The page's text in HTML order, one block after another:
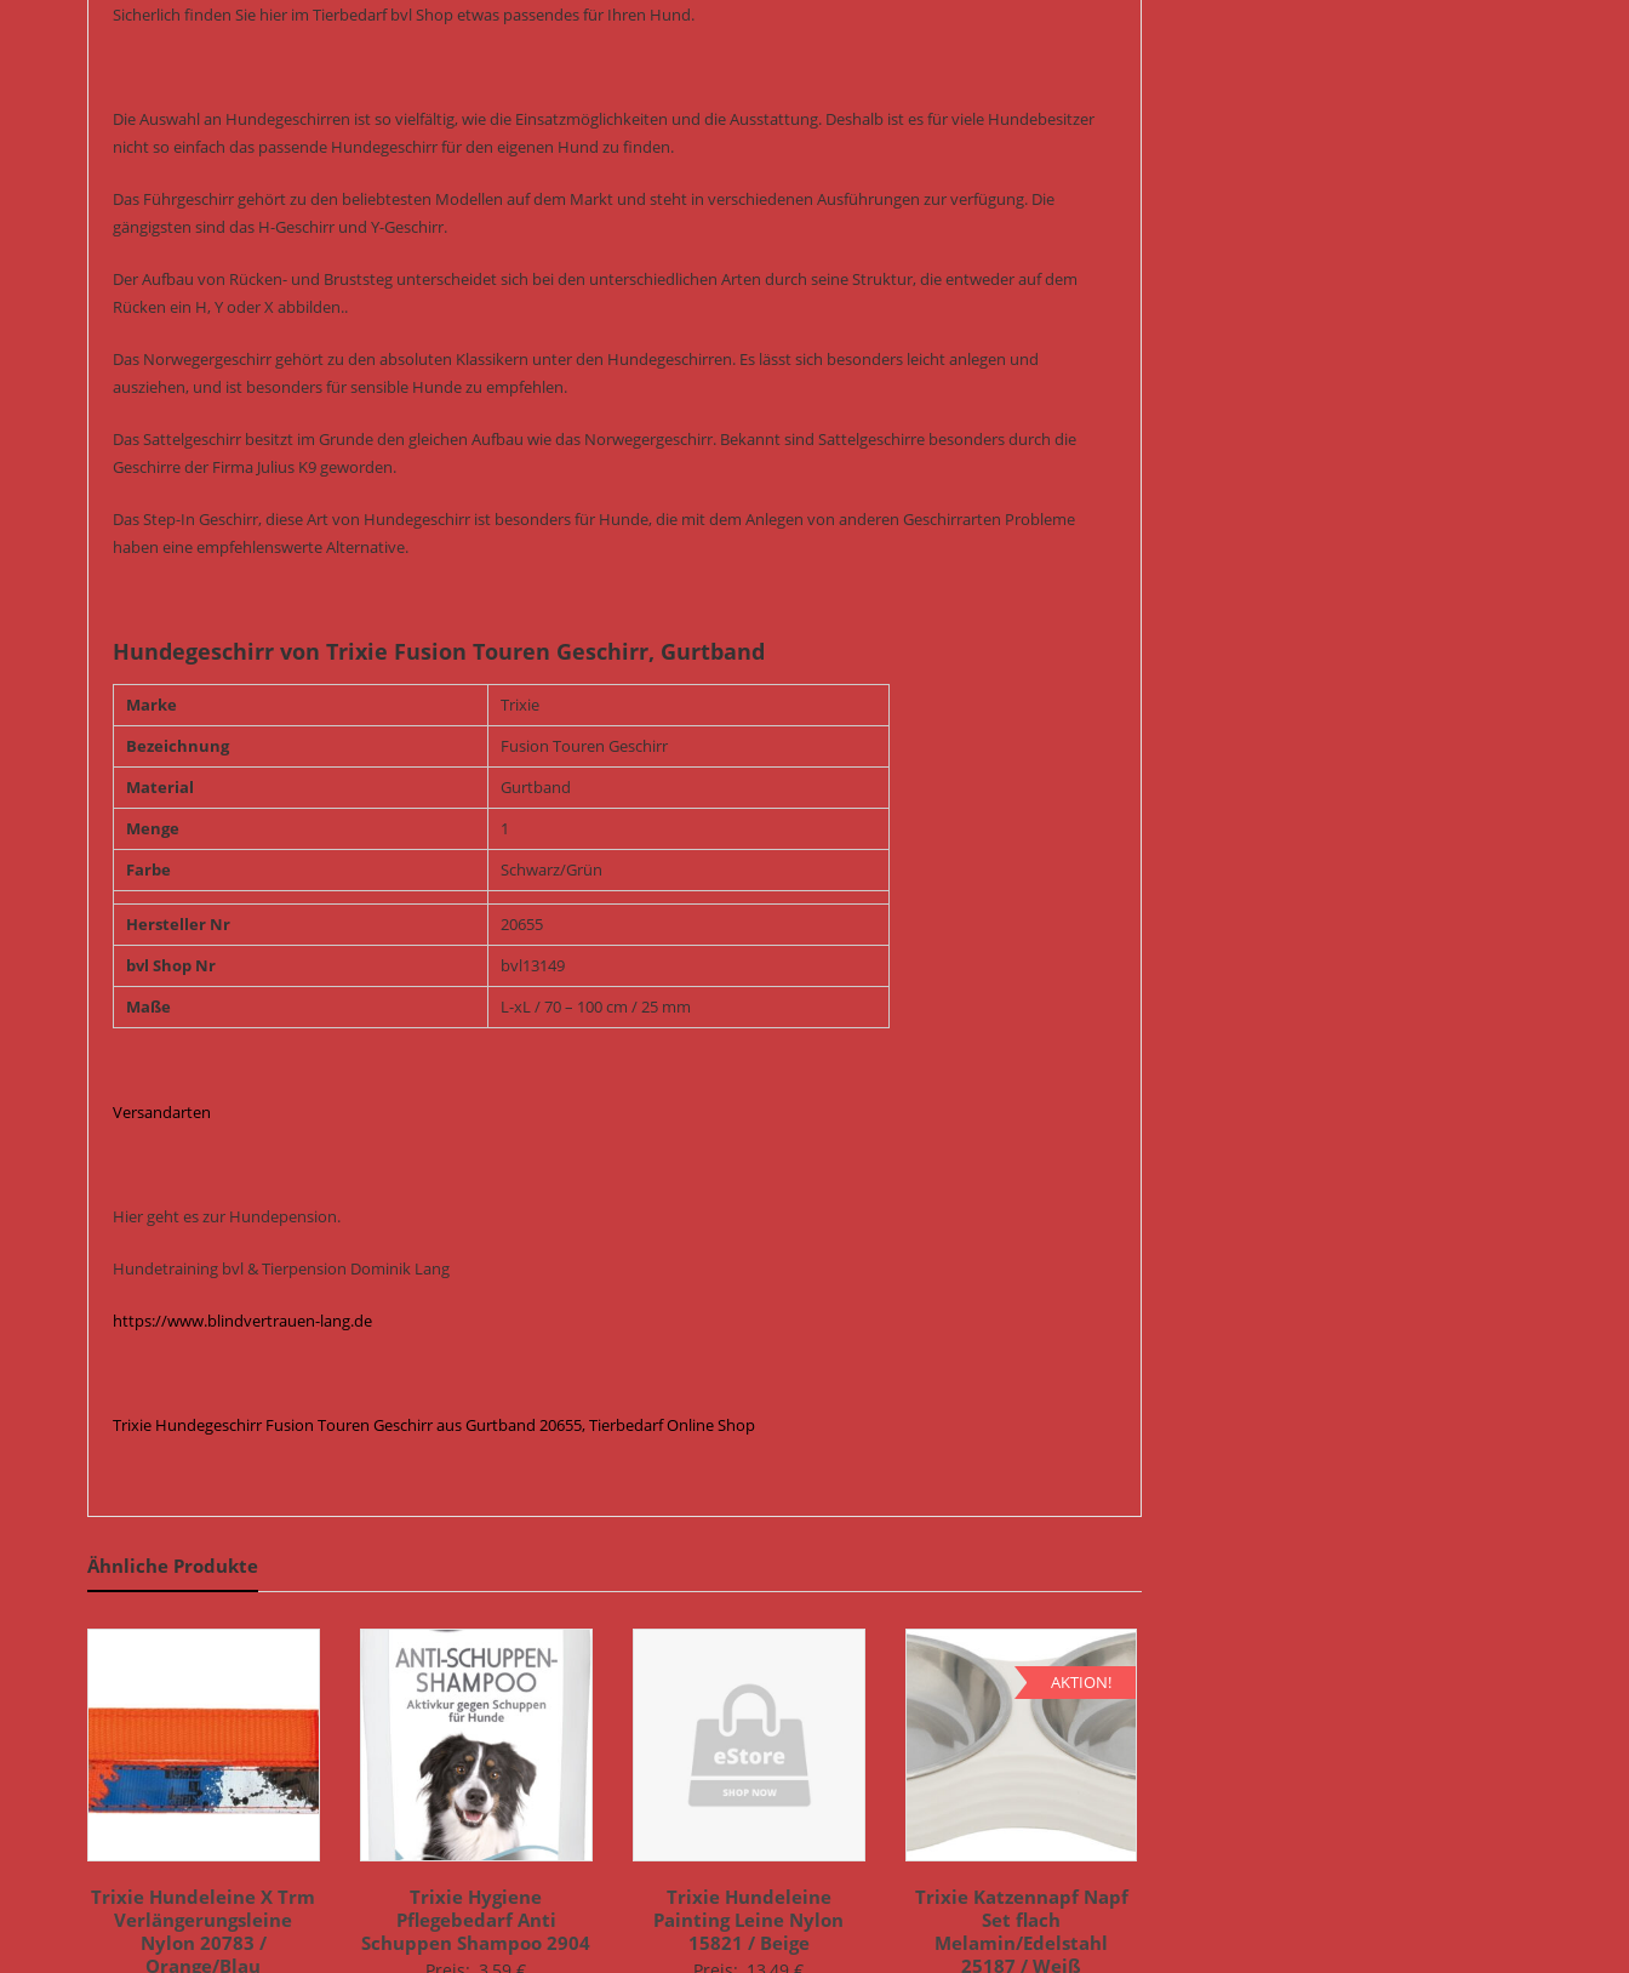
Sicherlich finden Sie hier im Tierbedarf bvl Shop etwas passendes für Ihren Hund.
Die Auswahl an Hundegeschirren ist so vielfältig, wie die Einsatzmöglichkeiten und die Ausstattung. Deshalb ist es für viele Hundebesitzer
nicht so einfach das passende Hundegeschirr für den eigenen Hund zu finden.
Das Führgeschirr gehört zu den beliebtesten Modellen auf dem Markt und steht in verschiedenen Ausführungen zur verfügung. Die
gängigsten sind das H-Geschirr und Y-Geschirr.
Der Aufbau von Rücken- und Bruststeg unterscheidet sich bei den unterschiedlichen Arten durch seine Struktur, die entweder auf dem
Rücken ein H, Y oder X abbilden..
Das Norwegergeschirr gehört zu den absoluten Klassikern unter den Hundegeschirren. Es lässt sich besonders leicht anlegen und
ausziehen, und ist besonders für sensible Hunde zu empfehlen.
Das Sattelgeschirr besitzt im Grunde den gleichen Aufbau wie das Norwegergeschirr. Bekannt sind Sattelgeschirre besonders durch die
Geschirre der Firma Julius K9 geworden.
Das Step-In Geschirr, diese Art von Hundegeschirr ist besonders für Hunde, die mit dem Anlegen von anderen Geschirrarten Probleme
haben eine empfehlenswerte Alternative.
Hundegeschirr von Trixie Fusion Touren Geschirr, Gurtband
Marke
Trixie
Bezeichnung
Fusion Touren Geschirr
Material
Gurtband
Menge
1
Farbe
Schwarz/Grün
Hersteller Nr
20655
bvl Shop Nr
bvl13149
Maße
L-xL / 70 – 100 cm / 25 mm
Versandarten
Hier geht es zur Hundepension.
Hundetraining bvl & Tierpension Dominik Lang
https://www.blindvertrauen-lang.de
Trixie Hundegeschirr Fusion Touren Geschirr aus Gurtband 20655, Tierbedarf Online Shop
Ähnliche Produkte
Trixie Hundeleine X Trm
Verlängerungsleine
Nylon 20783 /
Orange/Blau
Trixie Hygiene
Pflegebedarf Anti
Schuppen Shampoo 2904
Trixie Hundeleine
Painting Leine Nylon
15821 / Beige
AKTION!
Trixie Katzennapf Napf
Set flach
Melamin/Edelstahl
25187 / Weiß